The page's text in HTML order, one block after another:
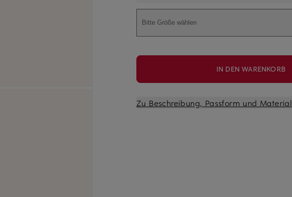
Bitte Größe wählen
IN DEN WARENKORB
Zu Beschreibung, Passform und Material